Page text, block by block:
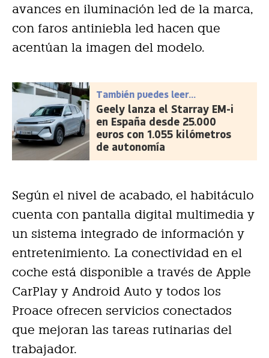
avances en iluminación led de la marca,
con faros antiniebla led hacen que
acentúan la imagen del modelo.
También puedes leer...
Geely lanza el Starray EM-i
en España desde 25.000
euros con 1.055 kilómetros
de autonomía
Según el nivel de acabado, el habitáculo
cuenta con pantalla digital multimedia y
un sistema integrado de información y
entretenimiento. La conectividad en el
coche está disponible a través de Apple
CarPlay y Android Auto y todos los
Proace ofrecen servicios conectados
que mejoran las tareas rutinarias del
trabajador.